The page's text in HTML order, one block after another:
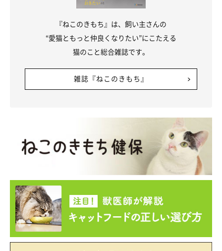
『ねこのきもち』は、飼い主さんの
“愛猫ともっと仲良くなりたい”にこたえる
猫のこと総合雑誌です。
雑誌『ねこのきもち』